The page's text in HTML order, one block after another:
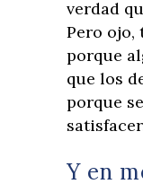
verdad
Pero ojo,
porque
que los
porque
Y en